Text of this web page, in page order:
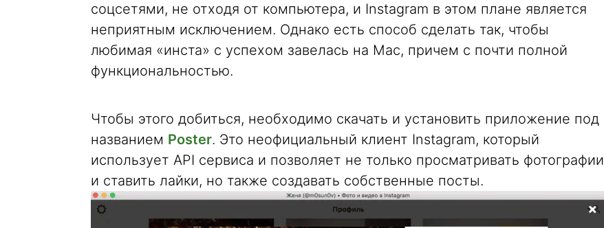
соцсетями, не отходя от компьютера, и Instagram в этом плане является
неприятным исключением. Однако есть способ сделать так, чтобы
любимая «инста» с успехом завелась на Mac, причем с почти полной
функциональностью.
Чтобы этого добиться, необходимо скачать и установить приложение под
названием Poster. Это неофициальный клиент Instagram, который
использует API сервиса и позволяет не только просматривать фотографии
и ставить лайки, но также создавать собственные посты.